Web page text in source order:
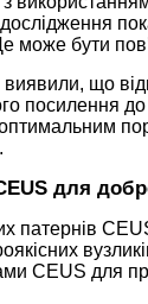
бути
виявили, що
посилення
для
патернів
CEUS для